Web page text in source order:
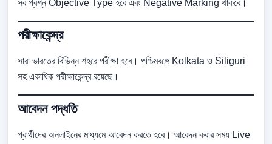
সব প্রশ্ন Objective Type হবে এবং Negative Marking থাকবে।
পরীক্ষাকেন্দ্র
সারা ভারতের বিভিন্ন শহরে পরীক্ষা হবে। পশ্চিমবঙ্গে Kolkata ও Siliguri
সহ একাধিক পরীক্ষাকেন্দ্র রয়েছে।
আবেদন পদ্ধতি
প্রার্থীদের অনলাইনের মাধ্যমে আবেদন করতে হবে। আবেদন করার সময় Live